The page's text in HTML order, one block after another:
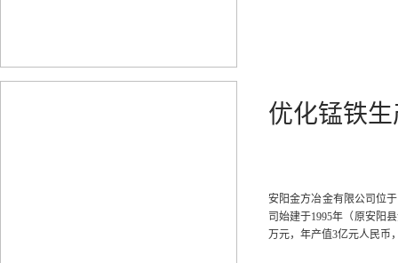
优化锰铁
安阳金方冶金有限公司位
司始建于1995年（原安阳
万元，年产值3亿元人民币